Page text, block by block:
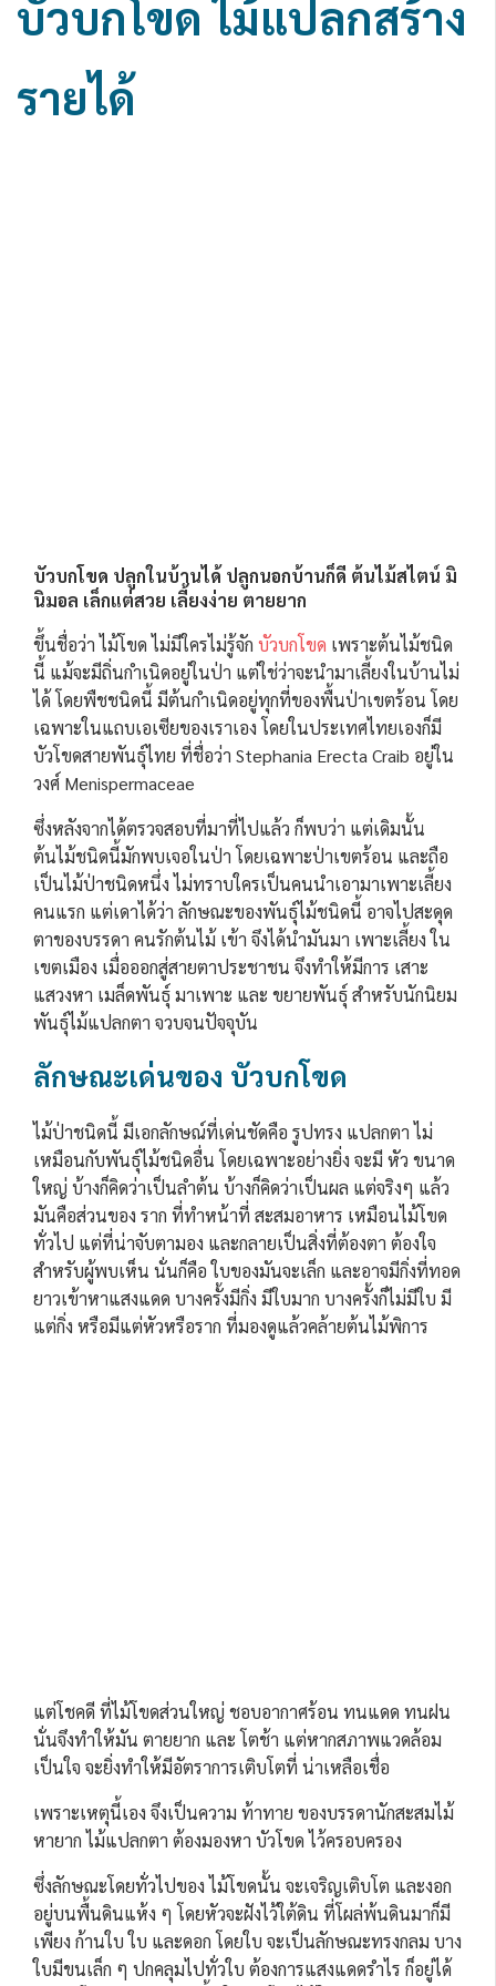
บัวบกโขด ไม้แปลกสร้าง
รายได้
บัวบกโขด ปลูกในบ้านได้ ปลูกนอกบ้านก็ดี ต้นไม้สไตน์ มิ
นิมอล เล็กแต่สวย เลี้ยงง่าย ตายยาก
ขึ้นชื่อว่า ไม้โขด ไม่มีใครไม่รู้จัก บัวบกโขด เพราะต้นไม้ชนิด
นี้ แม้จะมีถิ่นกำเนิดอยู่ในป่า แต่ใช่ว่าจะนำมาเลี้ยงในบ้านไม่
ได้ โดยพืชชนิดนี้ มีต้นกำเนิดอยู่ทุกที่ของพื้นป่าเขตร้อน โดย
เฉพาะในแถบเอเซียของเราเอง โดยในประเทศไทยเองก็มี
บัวโขดสายพันธุ์ไทย ที่ชื่อว่า Stephania Erecta Craib อยู่ใน
วงศ์ Menispermaceae
ซึ่งหลังจากได้ตรวจสอบที่มาที่ไปแล้ว ก็พบว่า แต่เดิมนั้น
ต้นไม้ชนิดนี้มักพบเจอในป่า โดยเฉพาะป่าเขตร้อน และถือ
เป็นไม้ป่าชนิดหนึ่ง ไม่ทราบใครเป็นคนนำเอามาเพาะเลี้ยง
คนแรก แต่เดาได้ว่า ลักษณะของพันธุ์ไม้ชนิดนี้ อาจไปสะดุด
ตาของบรรดา คนรักต้นไม้ เข้า จึงได้นำมันมา เพาะเลี้ยง ใน
เขตเมือง เมื่อออกสู่สายตาประชาชน จึงทำให้มีการ เสาะ
แสวงหา เมล็ดพันธุ์ มาเพาะ และ ขยายพันธุ์ สำหรับนักนิยม
พันธุ์ไม้แปลกตา จวบจนปัจจุบัน
ลักษณะเด่นของ บัวบกโขด
ไม้ป่าชนิดนี้ มีเอกลักษณ์ที่เด่นชัดคือ รูปทรง แปลกตา ไม่
เหมือนกับพันธุ์ไม้ชนิดอื่น โดยเฉพาะอย่างยิ่ง จะมี หัว ขนาด
ใหญ่ บ้างก็คิดว่าเป็นลำต้น บ้างก็คิดว่าเป็นผล แต่จริงๆ แล้ว
มันคือส่วนของ ราก ที่ทำหน้าที่ สะสมอาหาร เหมือนไม้โขด
ทั่วไป แต่ที่น่าจับตามอง และกลายเป็นสิ่งที่ต้องตา ต้องใจ
สำหรับผู้พบเห็น นั่นก็คือ ใบของมันจะเล็ก และอาจมีกิ่งที่ทอด
ยาวเข้าหาแสงแดด บางครั้งมีกิ่ง มีใบมาก บางครั้งก็ไม่มีใบ มี
แต่กิ่ง หรือมีแต่หัวหรือราก ที่มองดูแล้วคล้ายต้นไม้พิการ
แต่โชคดี ที่ไม้โขดส่วนใหญ่ ชอบอากาศร้อน ทนแดด ทนฝน
นั่นจึงทำให้มัน ตายยาก และ โตช้า แต่หากสภาพแวดล้อม
เป็นใจ จะยิ่งทำให้มีอัตราการเติบโตที่ น่าเหลือเชื่อ
เพราะเหตุนี้เอง จึงเป็นความ ท้าทาย ของบรรดานักสะสมไม้
หายาก ไม้แปลกตา ต้องมองหา บัวโขด ไว้ครอบครอง
ซึ่งลักษณะโดยทั่วไปของ ไม้โขดนั้น จะเจริญเติบโต และงอก
อยู่บนพื้นดินแห้ง ๆ โดยหัวจะฝังไว้ใต้ดิน ที่โผล่พ้นดินมาก็มี
เพียง ก้านใบ ใบ และดอก โดยใบ จะเป็นลักษณะทรงกลม บาง
ใบมีขนเล็ก ๆ ปกคลุมไปทั่วใบ ต้องการแสงแดดรำไร ก็อยู่ได้